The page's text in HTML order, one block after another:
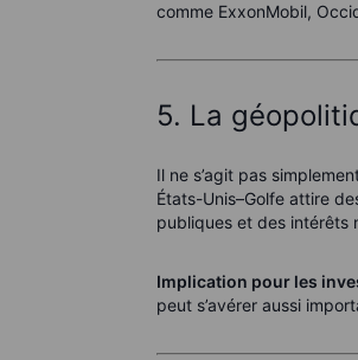
comme ExxonMobil,
5. La
Il ne s’agit pas
États-Unis–Golfe attire
publiques et des intérêts
Implication pour les
peut s’avérer aussi